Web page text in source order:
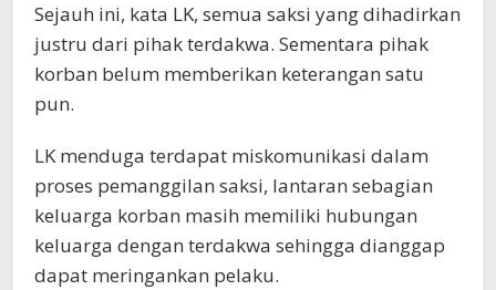
Sejauh ini, kata LK, semua saksi yang dihadirkan
justru dari pihak terdakwa. Sementara pihak
korban belum memberikan keterangan satu
pun.
LK menduga terdapat miskomunikasi dalam
proses pemanggilan saksi, lantaran sebagian
keluarga korban masih memiliki hubungan
keluarga dengan terdakwa sehingga dianggap
dapat meringankan pelaku.